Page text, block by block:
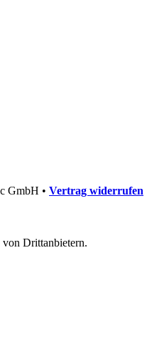
GmbH • Vertrag widerrufen
Drittanbietern.